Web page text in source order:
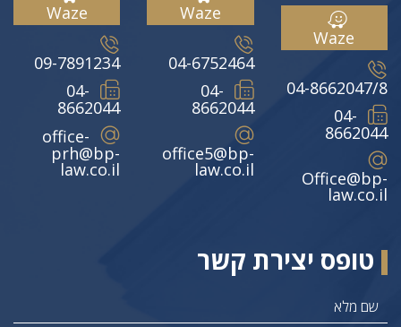
Waze
04-8662047/8
04-
8662044
Office@bp-
law.co.il
Waze
04-6752464
04-
8662044
office5@bp-
law.co.il
Waze
09-7891234
04-
8662044
office-
prh@bp-
law.co.il
טופס יצירת קשר